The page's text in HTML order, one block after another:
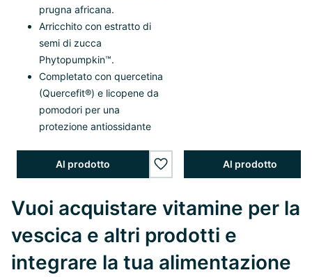
prugna africana.
Arricchito con estratto di
semi di zucca
Phytopumpkin™.
Completato con quercetina
(Quercefit®) e licopene da
pomodori per una
protezione antiossidante
Al prodotto
wishlist.add
Al prodotto
Vuoi acquistare vitamine per la
vescica e altri prodotti e
integrare la tua alimentazione